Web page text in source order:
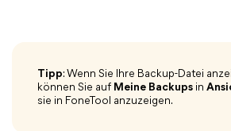
Tipp: Wenn Sie Ihre Backup-Datei
können Sie auf Meine Backups in
sie in FoneTool anzuzeigen.